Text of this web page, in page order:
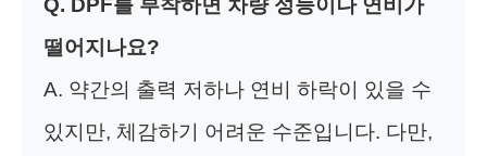
Q. DPF를 부착하면 차량 성능이나 연비가
떨어지나요?
A. 약간의 출력 저하나 연비 하락이 있을 수
있지만, 체감하기 어려운 수준입니다. 다만,